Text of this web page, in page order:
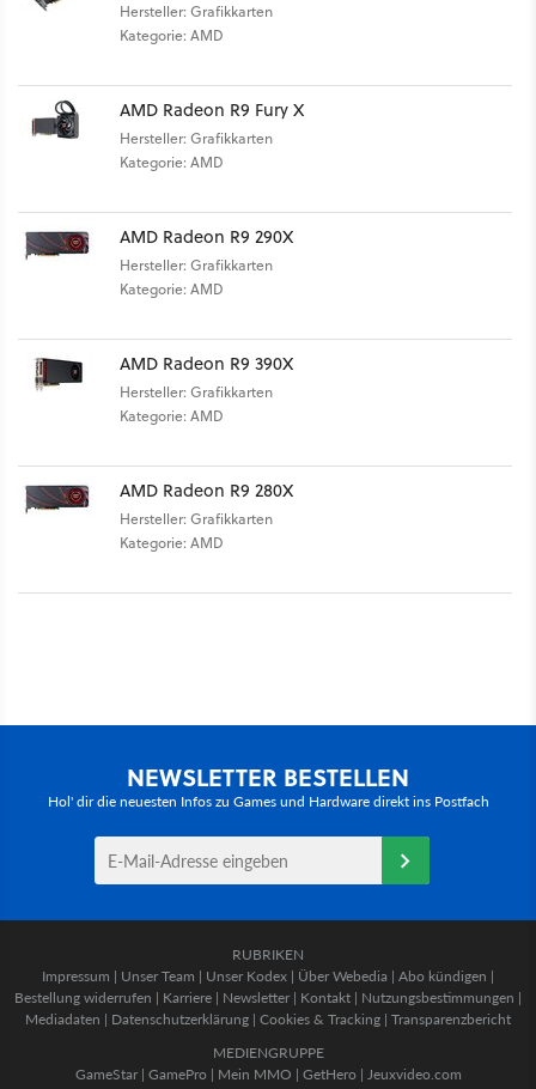
Hersteller: Grafikkarten
Kategorie: AMD
AMD Radeon R9 Fury X
Hersteller: Grafikkarten
Kategorie: AMD
AMD Radeon R9 290X
Hersteller: Grafikkarten
Kategorie: AMD
AMD Radeon R9 390X
Hersteller: Grafikkarten
Kategorie: AMD
AMD Radeon R9 280X
Hersteller: Grafikkarten
Kategorie: AMD
NEWSLETTER BESTELLEN
Hol' dir die neuesten Infos zu Games und Hardware direkt ins Postfach
RUBRIKEN
Impressum | Unser Team | Unser Kodex | Über Webedia | Abo kündigen |
Bestellung widerrufen | Karriere | Newsletter | Kontakt | Nutzungsbestimmungen |
Mediadaten | Datenschutzerklärung | Cookies & Tracking | Transparenzbericht
MEDIENGRUPPE
GameStar| GamePro | Mein MMO | GetHero | Jeuxvideo.com